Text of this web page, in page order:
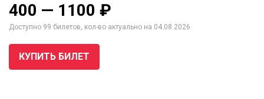
400 — 1100 ₽
Доступно 99 билетов, кол-во актуально на 04.08.2026
КУПИТЬ БИЛЕТ